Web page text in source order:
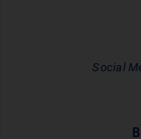
Social